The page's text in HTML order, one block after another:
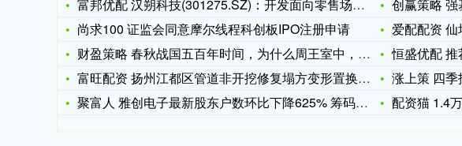
富邦优配 汉朔科技(301275.SZ)：开发面向零售场景的
尚求100 证监会同意摩尔线程科创板IPO注册申请
财盈策略 春秋战国五百年时间，为什么周王室中，始终没能出现一
富旺配资 扬州江都区管道非开挖修复塌方变形置换，雨污管道隐形
聚富人 雅创电子最新股东户数环比下降625% 筹码趋向集中
创赢策略
爱配配资 仙
恒盛优配
涨上策 四季
配资猫 1.4